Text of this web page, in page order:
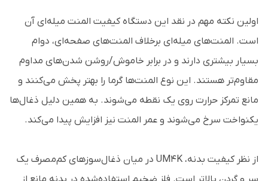
اولین نکته مهم در نقد این دستگاه کیفیت المنت میله‌ای آن
است. المنت‌های میله‌ای برخلاف المنت‌های صفحه‌ای، دوام
بسیار بیشتری دارند و در برابر خاموش/روشن شدن‌های مداوم
مقاوم‌تر هستند. این نوع المنت‌ها گرما را بهتر پخش می‌کنند و
مانع تمرکز حرارت روی یک نقطه می‌شوند. به همین دلیل ذغال‌ها
یکنواخت سرخ می‌شوند و عمر المنت نیز افزایش پیدا می‌کند.
از نظر کیفیت بدنه، UM4K در میان ذغال‌سوزهای کم‌مصرف یک